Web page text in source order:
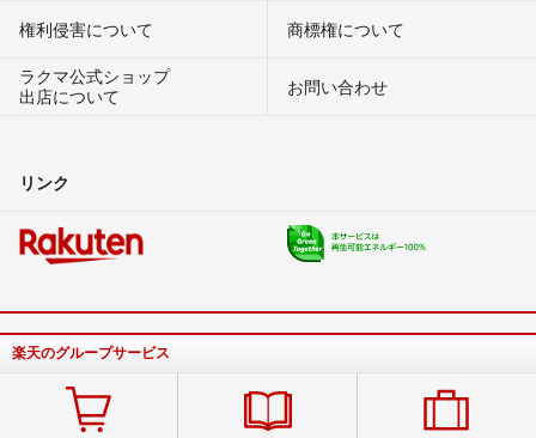
権利侵害について
商標権について
ラクマ公式ショップ
出店について
お問い合わせ
リンク
楽天のグループサービス